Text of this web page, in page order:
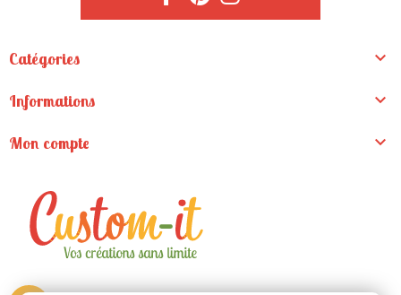
Catégories 
Informations 
Mon compte 